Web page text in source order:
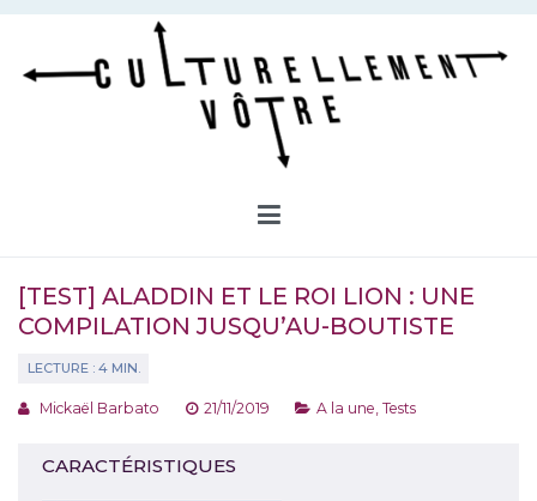
Aller
contenu
[TEST] ALADDIN ET LE ROI LION : UNE
COMPILATION JUSQU’AU-BOUTISTE
Mickaël Barbato 21/11/2019 A la une ,Tests
CARACTÉRISTIQUES